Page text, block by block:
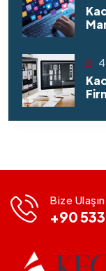
Bize Ulaşın
+90